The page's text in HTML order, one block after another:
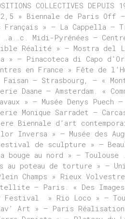
COLLECTIVES DEPUIS
» Biennale de Paris Off
Français » – La Cappella –
Midi-Pyrénées –
Réalité » – Mostra del
» – Pinacoteca di Capo
en France » Fête de
– Strasbourg, – «
Daane – Amsterdam. «
» – Musée Denys Puech
Monique Sarradet –
Biennale d’art
Inversa » – Musée des
de sculpture » –
bouge au nord » –
au poteau de torture » –
Champs » Rieux
– Paris. « Des
Festival » Rio Loco » –
Art » – Paris